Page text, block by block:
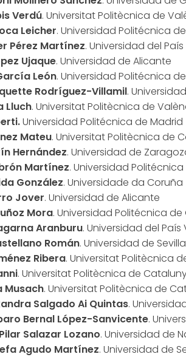
Verdú. Universitat Politècnica de
Leicher. Universidad Politécnica
Pérez Martínez. Universidad del
Ujaque. Universidad de Alicante
León. Universidad Politécnica
Rodríguez-Villamil.
Lluch. Universitat Politècnica de
Universidad Politécnica de Madrid
Mateu. Universitat Politècnica de
Hernández. Universidad de
Martínez. Universidad
González. Universidade da Coruña
Jover. Universidad de Alicante
Mora. Universidad Politécnica
Aranburu. Universidad del País
Román. Universidad de Sevilla
Ribera. Universitat Politècnica
. Universitat Politècnica de
Musach. Universitat Politècnica de
Salgado Ai Quintas.
Bernal López-Sanvicente.
Salazar Lozano. Universidad de
Agudo Martínez. Universidad de